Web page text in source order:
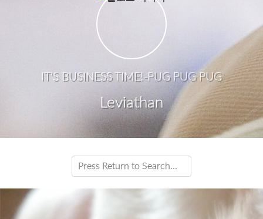
IT'S BUSINESS TIME!-PUG PUG PUG
Leviathan